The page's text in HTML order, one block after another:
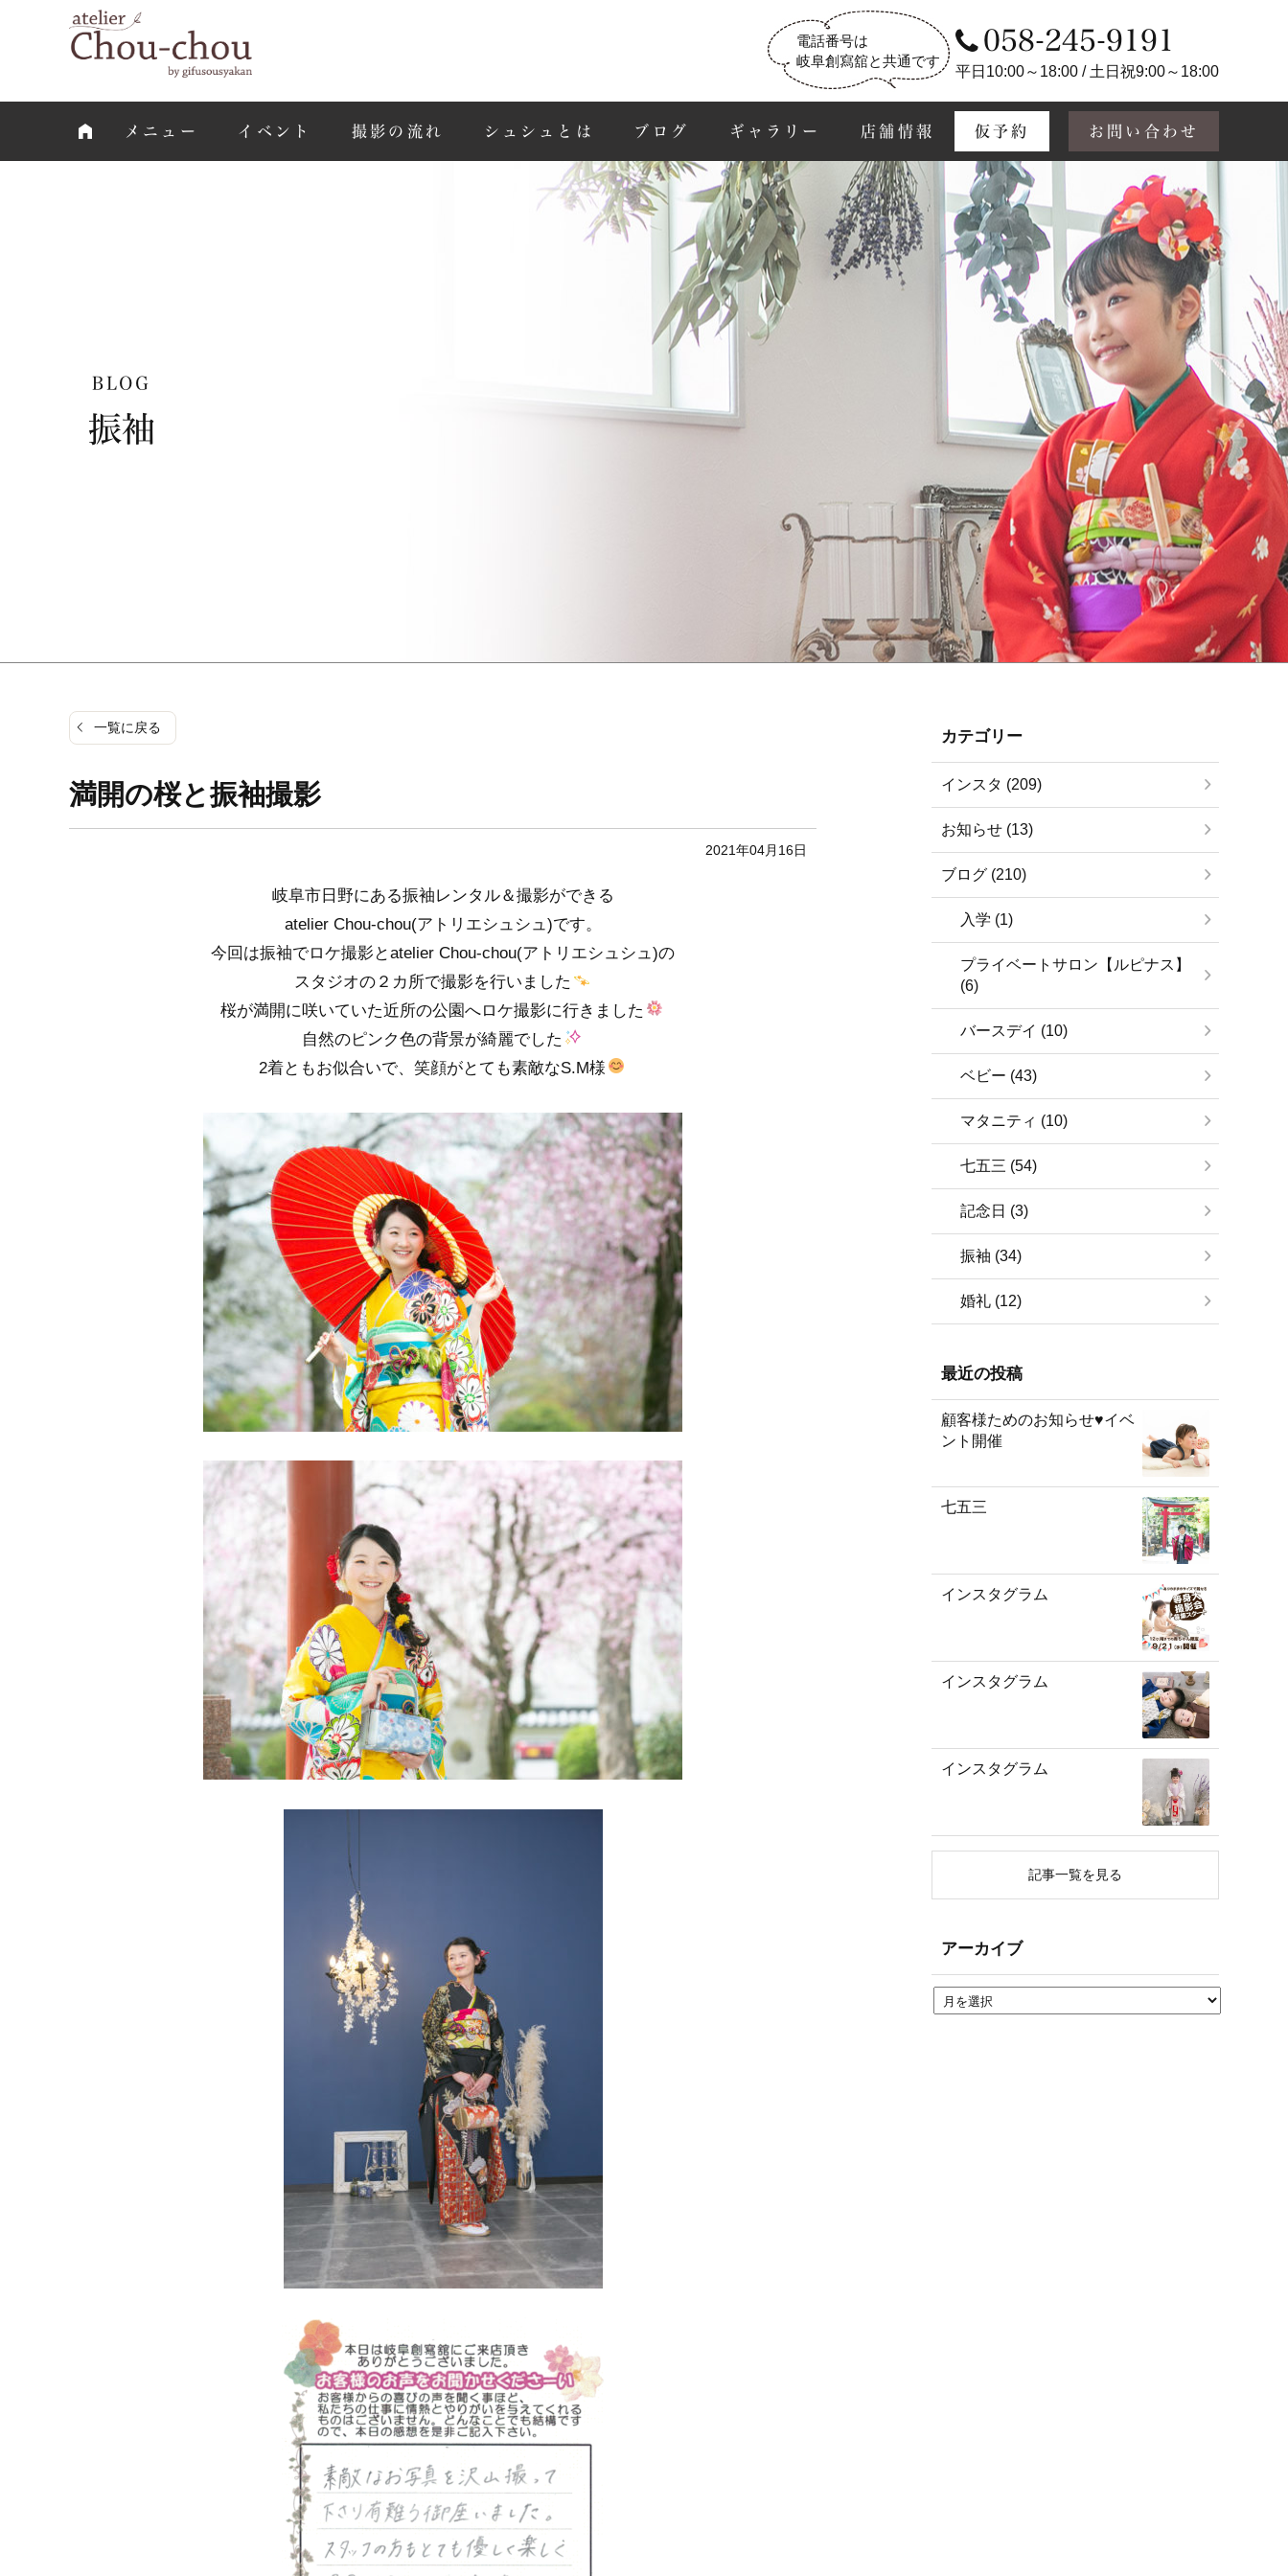
電話番号は
岐阜創寫舘と共通です
058-245-9191
平日10:00～18:00 / 土日祝9:00～18:00
メニュー イベント 撮影の流れ シュシュとは ブログ ギャラリー 店舗情報 仮予約 お問い合わせ
BLOG
振袖
一覧に戻る
満開の桜と振袖撮影
2021年04月16日
岐阜市日野にある振袖レンタル＆撮影ができる
atelier Chou-chou(アトリエシュシュ)です。
今回は振袖でロケ撮影とatelier Chou-chou(アトリエシュシュ)の
スタジオの２カ所で撮影を行いました
桜が満開に咲いていた近所の公園へロケ撮影に行きました
自然のピンク色の背景が綺麗でした
2着ともお似合いで、笑顔がとても素敵なS.M様
カテゴリー
インスタ (209)
お知らせ (13)
ブログ (210)
入学 (1)
プライベートサロン【ルピナス】
(6)
バースデイ (10)
ベビー (43)
マタニティ (10)
七五三 (54)
記念日 (3)
振袖 (34)
婚礼 (12)
最近の投稿
顧客様ためのお知らせ♥イベ
ント開催
七五三
インスタグラム
インスタグラム
インスタグラム
記事一覧を見る
アーカイブ